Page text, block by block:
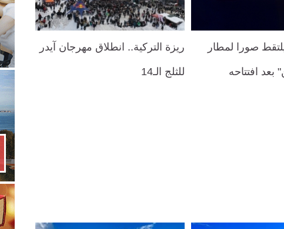
يلتقط صورا لمطار
بعد افتتاحه
ريزة التركية.. انطلاق مهرجان آيدر
للثلج الـ14